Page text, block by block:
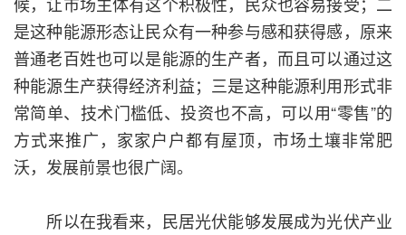
是这种能源形态让民众有一种参与感和获得感，原来
普通老百姓也可以是能源的生产者，而且可以通过这
种能源生产获得经济利益；三是这种能源利用形式非
常简单、技术门槛低、投资也不高，可以用“零售”的
方式来推广，家家户户都有屋顶，市场土壤非常肥
沃，发展前景也很广阔。
所以在我看来，民居光伏能够发展成为光伏产业